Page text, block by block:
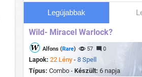
Legújabbak
Wild- Miracel Warlock?
Alfons (Rare) 57 0
Lapok: 22 Lény - 8 Spell
Típus: Combo - Készült: 6 napja